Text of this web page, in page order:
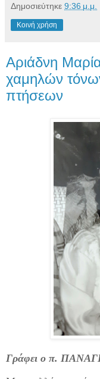
Δημοσιεύτηκε 9:36 μ.μ.
Κοινή χρήση
Αριάδνη
χαμηλών
πτήσεων
Γράφει ο π.